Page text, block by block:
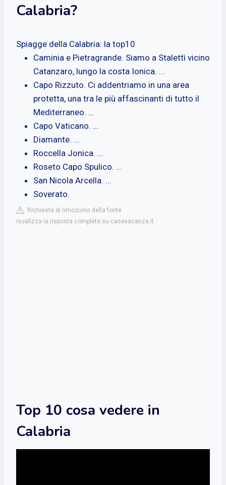
Calabria?
Spiagge della Calabria: la top10
Caminia e Pietragrande. Siamo a Stalettì vicino
Catanzaro, lungo la costa Ionica. ...
Capo Rizzuto. Ci addentriamo in una area
protetta, una tra le più affascinanti di tutto il
Mediterraneo. ...
Capo Vaticano. ...
Diamante. ...
Roccella Jonica. ...
Roseto Capo Spulico. ...
San Nicola Arcella. ...
Soverato.
Richiesta di rimozione della fonte
isualizza la risposta completa su casevacanza.it
Top 10 cosa vedere in
Calabria